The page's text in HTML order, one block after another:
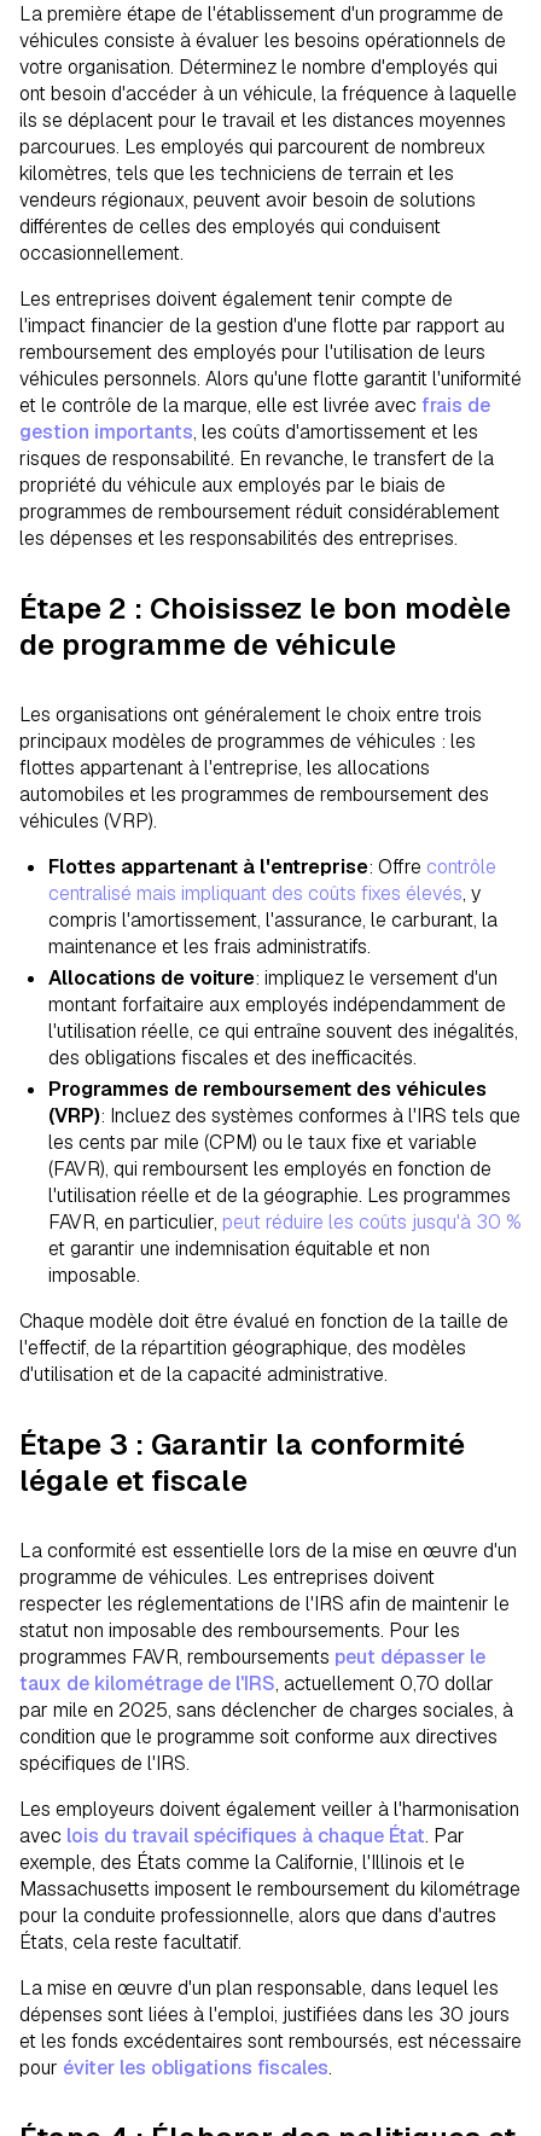
La première étape de l'établissement d'un programme de
véhicules consiste à évaluer les besoins opérationnels de
votre organisation. Déterminez le nombre d'employés qui
ont besoin d'accéder à un véhicule, la fréquence à laquelle
ils se déplacent pour le travail et les distances moyennes
parcourues. Les employés qui parcourent de nombreux
kilomètres, tels que les techniciens de terrain et les
vendeurs régionaux, peuvent avoir besoin de solutions
différentes de celles des employés qui conduisent
occasionnellement.
Les entreprises doivent également tenir compte de
l'impact financier de la gestion d'une flotte par rapport au
remboursement des employés pour l'utilisation de leurs
véhicules personnels. Alors qu'une flotte garantit l'uniformité
et le contrôle de la marque, elle est livrée avec frais de
gestion importants, les coûts d'amortissement et les
risques de responsabilité. En revanche, le transfert de la
propriété du véhicule aux employés par le biais de
programmes de remboursement réduit considérablement
les dépenses et les responsabilités des entreprises.
Étape 2 : Choisissez le bon modèle
de programme de véhicule
Les organisations ont généralement le choix entre trois
principaux modèles de programmes de véhicules : les
flottes appartenant à l'entreprise, les allocations
automobiles et les programmes de remboursement des
véhicules (VRP).
Flottes appartenant à l'entreprise: Offre contrôle
centralisé mais impliquant des coûts fixes élevés, y
compris l'amortissement, l'assurance, le carburant, la
maintenance et les frais administratifs.
Allocations de voiture: impliquez le versement d'un
montant forfaitaire aux employés indépendamment de
l'utilisation réelle, ce qui entraîne souvent des inégalités,
des obligations fiscales et des inefficacités.
Programmes de remboursement des véhicules
(VRP): Incluez des systèmes conformes à l'IRS tels que
les cents par mile (CPM) ou le taux fixe et variable
(FAVR), qui remboursent les employés en fonction de
l'utilisation réelle et de la géographie. Les programmes
FAVR, en particulier, peut réduire les coûts jusqu'à 30 %
et garantir une indemnisation équitable et non
imposable.
Chaque modèle doit être évalué en fonction de la taille de
l'effectif, de la répartition géographique, des modèles
d'utilisation et de la capacité administrative.
Étape 3 : Garantir la conformité
légale et fiscale
La conformité est essentielle lors de la mise en œuvre d'un
programme de véhicules. Les entreprises doivent
respecter les réglementations de l'IRS afin de maintenir le
statut non imposable des remboursements. Pour les
programmes FAVR, remboursements peut dépasser le
taux de kilométrage de l'IRS, actuellement 0,70 dollar
par mile en 2025, sans déclencher de charges sociales, à
condition que le programme soit conforme aux directives
spécifiques de l'IRS.
Les employeurs doivent également veiller à l'harmonisation
avec lois du travail spécifiques à chaque État. Par
exemple, des États comme la Californie, l'Illinois et le
Massachusetts imposent le remboursement du kilométrage
pour la conduite professionnelle, alors que dans d'autres
États, cela reste facultatif.
La mise en œuvre d'un plan responsable, dans lequel les
dépenses sont liées à l'emploi, justifiées dans les 30 jours
et les fonds excédentaires sont remboursés, est nécessaire
pour éviter les obligations fiscales.